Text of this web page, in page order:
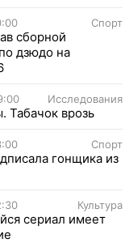
Спорт
сборной
дзюдо на
Исследования
Табачок врозь
Спорт
гонщика из
Культура
сериал имеет